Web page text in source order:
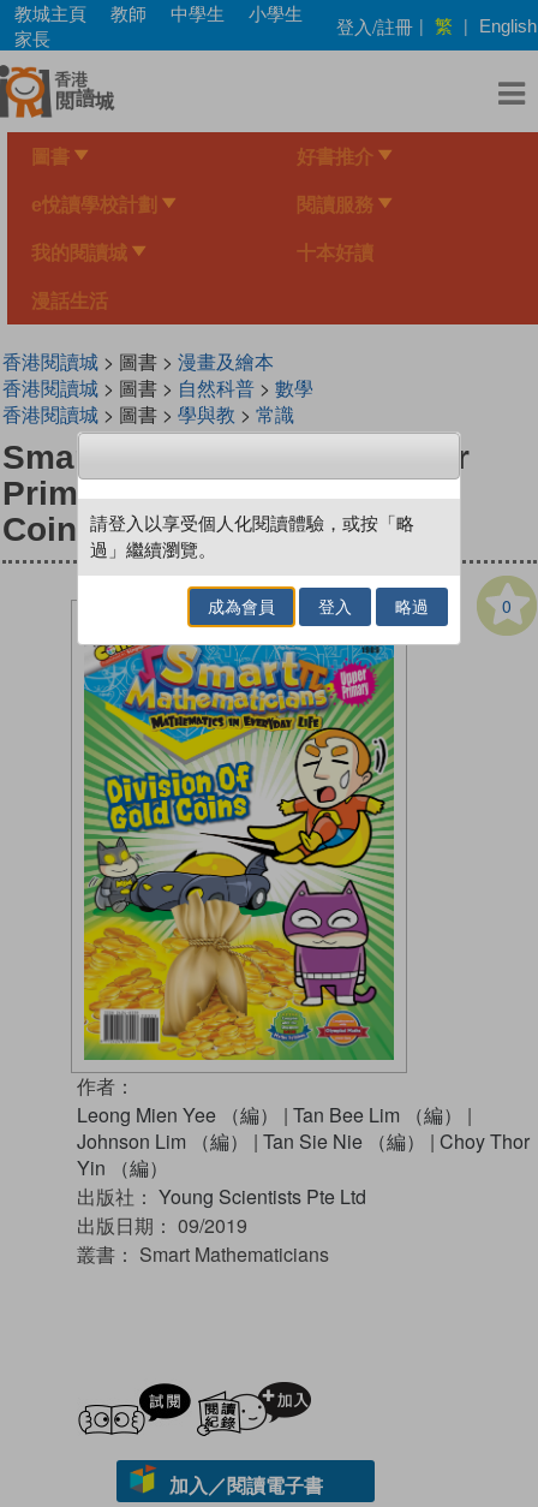
Skip
main
content
教城主頁 教師 中學生
小學生
家長
登入/註冊 | 繁 | English
圖書 好書推介
e悅讀學校計劃 閱讀服務
我的閱讀城 十本好讀
漫話生活
香港閱讀城> 圖書 > 漫畫及繪本
香港閱讀城> 圖書 > 自然科普> 數學
香港閱讀城> 圖書 > 學與教 > 常識
Smart Mathematicians Upper
Primary-39 Division Of Gold
Coins
0
作者：
Leong Mien Yee （編）
| Tan Bee Lim （編）
|
Johnson Lim （編）
| Tan Sie Nie （編） | Choy Thor
Yin （編）
出版社： Young Scientists Pte Ltd
出版日期： 09/2019
叢書： Smart Mathematicians
試閲
加入／閱讀電子書
請登入以享受個人化閱讀體驗，或按「略
過」繼續瀏覽。
成為會員 登入 略過